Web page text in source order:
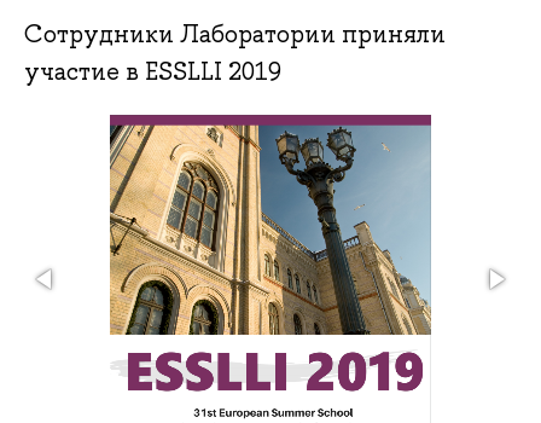
Сотрудники Лаборатории приняли
участие в ESSLLI 2019